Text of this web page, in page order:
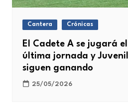
Cantera Crónicas
El Cadete A se jugará
última jornada y
siguen ganando
25/05/2026